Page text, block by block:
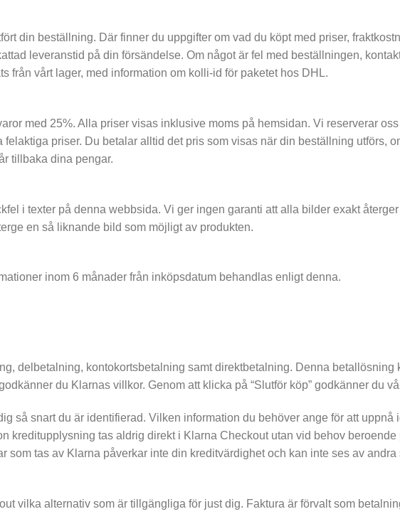
din beställning. Där finner du uppgifter om vad du köpt med priser,
leveranstid på din försändelse. Om något är fel med beställningen,
från vårt lager, med information om kolli-id för paketet hos DHL.
med 25%. Alla priser visas inklusive moms på hemsidan. Vi reserverar
priser. Du betalar alltid det pris som visas när din beställning utförs,
tillbaka dina pengar.
i texter på denna webbsida. Vi ger ingen garanti att alla bilder exakt
en så liknande bild som möjligt av produkten.
inom 6 månader från inköpsdatum behandlas enligt denna.
delbetalning, kontokortsbetalning samt direktbetalning. Denna betallösning
du Klarnas villkor. Genom att klicka på “Slutför köp” godkänner du
så snart du är identifierad. Vilken information du behöver ange för att uppnå
kreditupplysning tas aldrig direkt i Klarna Checkout utan vid behov beroende
som tas av Klarna påverkar inte din kreditvärdighet och kan inte ses av andra
vilka alternativ som är tillgängliga för just dig. Faktura är förvalt som